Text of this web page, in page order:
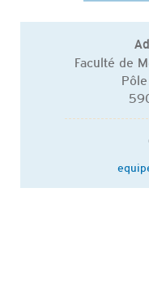
Faculté de